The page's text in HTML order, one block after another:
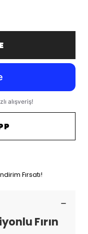
Fırsatı!
Fırın